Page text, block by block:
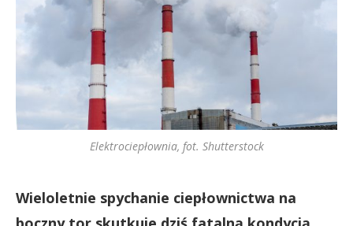
Elektrociepłownia, fot. Shutterstock
Wieloletnie spychanie ciepłownictwa na